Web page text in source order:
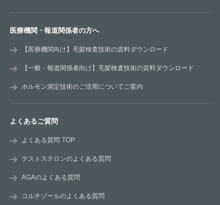
医療機関・報道関係者の方へ
【医療機関向け】毛髪検査技術の資料ダウンロード
【一般・報道関係者向け】毛髪検査技術の資料ダウンロード
ホルモン測定技術のご活用についてご案内
よくあるご質問
よくある質問 TOP
テストステロンのよくある質問
AGAのよくある質問
コルチゾールのよくある質問